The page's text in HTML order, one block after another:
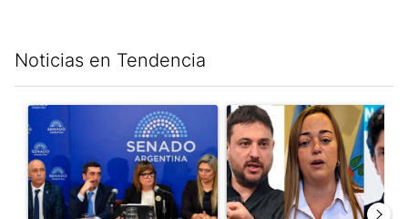
Noticias en Tendencia
Un artículo de tendencia con el título "Ley de Tierras: ante el
Un artículo de tendencia con